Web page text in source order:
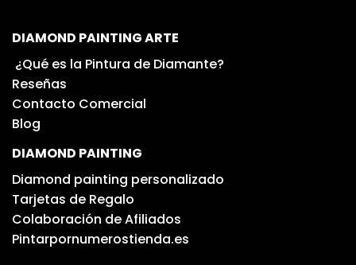
DIAMOND PAINTING ARTE
¿Qué es la Pintura de Diamante?
Reseñas
Contacto Comercial
Blog
DIAMOND PAINTING
Diamond painting personalizado
Tarjetas de Regalo
Colaboración de Afiliados
Pintarpornumerostienda.es